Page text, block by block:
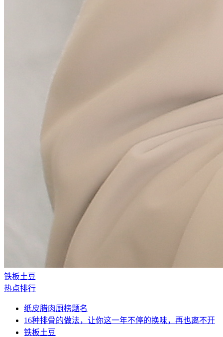
铁板土豆
热点排行
纸皮腊肉厨榜题名
16种排骨的做法，让你这一年不停的换味，再也离不开
铁板土豆